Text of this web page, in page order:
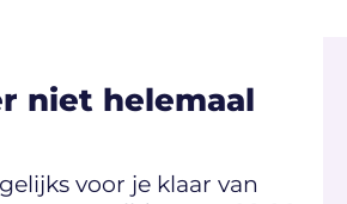
niet helemaal
voor je klaar van